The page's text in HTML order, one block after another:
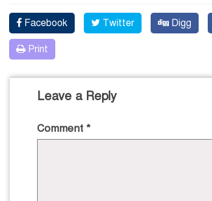
Facebook Twitter Digg
Print
Leave a Reply
Comment *